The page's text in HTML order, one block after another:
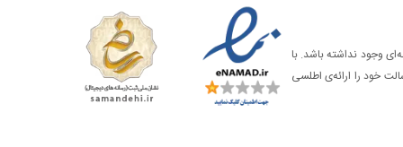
وجود نداشته باشد. با
خود را ارائه‌ی اطلسی